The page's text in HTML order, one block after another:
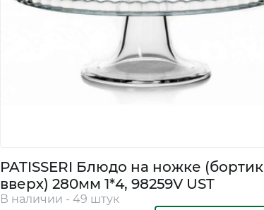
PATISSERI Блюдо на ножке (бортик
вверх) 280мм 1*4, 98259V UST
В наличии - 49 штук